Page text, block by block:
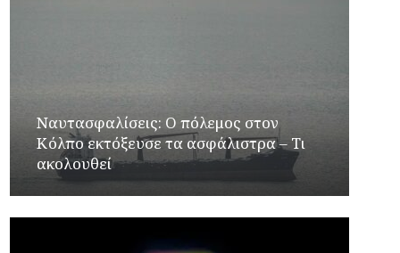
Ναυτασφαλίσεις: Ο πόλεμος στον
Κόλπο εκτόξευσε τα ασφάλιστρα – Τι
ακολουθεί